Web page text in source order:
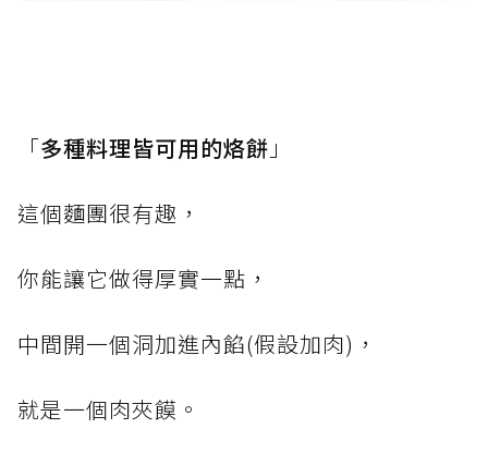
「多種料理皆可用的烙餅 」
這個麵團很有趣，
你能讓它做得厚實一點，
中間開一個洞加進內餡(假設加肉)，
就是一個肉夾饃。